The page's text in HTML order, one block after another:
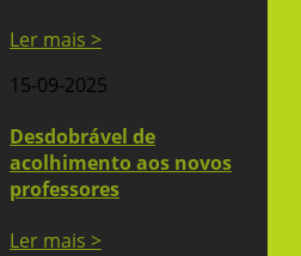
Ler mais >
15-09-2025
Desdobrável de
acolhimento aos novos
professores
Ler mais >